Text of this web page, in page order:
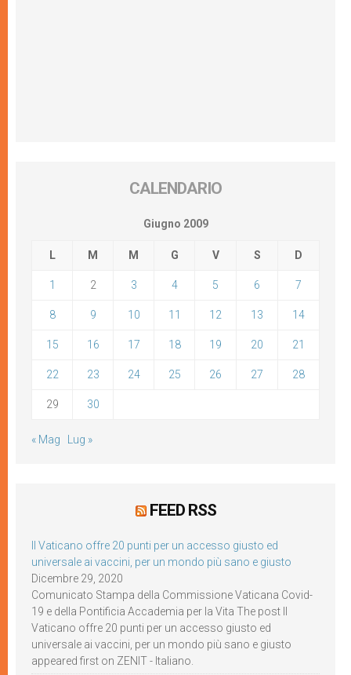
CALENDARIO
Giugno 2009
L M M G V S D
1 2 3 4 5 6 7
8 9 10 11 12 13 14
15 16 17 18 19 20 21
22 23 24 25 26 27 28
29 30
« Mag Lug »
FEED RSS
Il Vaticano offre 20 punti per un accesso giusto ed
universale ai vaccini, per un mondo più sano e giusto
Dicembre 29, 2020
Comunicato Stampa della Commissione Vaticana Covid-
19 e della Pontificia Accademia per la Vita The post Il
Vaticano offre 20 punti per un accesso giusto ed
universale ai vaccini, per un mondo più sano e giusto
appeared first on ZENIT - Italiano.